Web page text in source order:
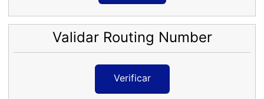
Validar Routing Number
Verificar